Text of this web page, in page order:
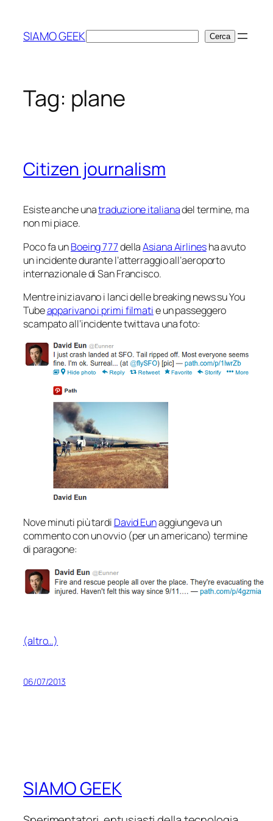
contenuto
SIAMO GEEKCerca Cerca
Tag: plane
Citizen journalism
Esiste anche unatraduzione italianadel termine, ma
non mi piace.
Poco fa unBoeing 777dellaAsiana Airlinesha avuto
un incidente durante l’atterraggio all’aeroporto
internazionale di San Francisco.
Mentre iniziavano i lanci dellebreaking newssu You
Tubeapparivano i primi filmatie un passeggero
scampato all’incidente twittava una foto:
Nove minuti più tardi David Eunaggiungeva un
commento con un ovvio (per un americano) termine
di paragone:
(altro…)
06/07/2013
SIAMO GEEK